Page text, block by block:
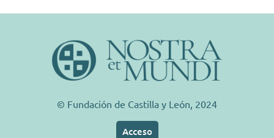
© Fundación de Castilla y León, 2024
Acceso